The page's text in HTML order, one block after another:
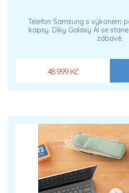
Telefon Samsung s výkonem
kapsy. Díky Galaxy AI se
zábavě.
48 999 Kč